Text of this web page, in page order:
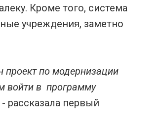
Кроме того, система
учреждения, заметно
проект по модернизации
войти в программу
- рассказала первый